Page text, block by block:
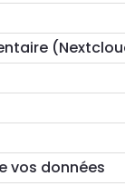
vos données